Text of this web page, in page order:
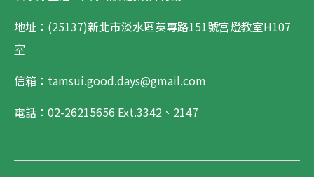
地址：(25137)新北市淡水區英專路151號宮燈教室H107
室
信箱：tamsui.good.days@gmail.com
電話：02-26215656 Ext.3342、2147